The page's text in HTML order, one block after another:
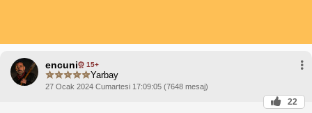
encuni 15+
Yarbay
27 Ocak 2024 Cumartesi 17:09:05 (7648 mesaj)
22